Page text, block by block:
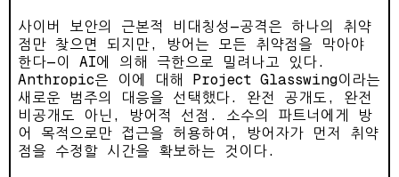
사이버 보안의 근본적 비대칭성—공격은 하나의 취약
점만 찾으면 되지만, 방어는 모든 취약점을 막아야
한다—이 AI에 의해 극한으로 밀려나고 있다.
Anthropic은 이에 대해 Project Glasswing이라는
새로운 범주의 대응을 선택했다. 완전 공개도, 완전
비공개도 아닌, 방어적 선점. 소수의 파트너에게 방
어 목적으로만 접근을 허용하여, 방어자가 먼저 취약
점을 수정할 시간을 확보하는 것이다.